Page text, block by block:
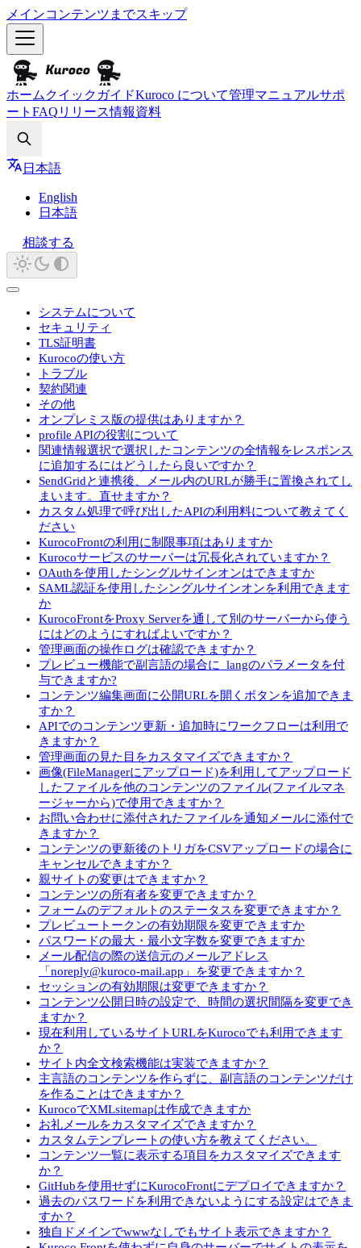
メインコンテンツまでスキップ
ホーム クイックガイドKuroco について管理マニュアルサポ
ート FAQ リリース情報資料
日本語
English
日本語
相談する
システムについて
セキュリティ
TLS証明書
Kurocoの使い方
トラブル
契約関連
その他
オンプレミス版の提供はありますか？
profile APIの役割について
関連情報選択で選択したコンテンツの全情報をレスポンス
に追加するにはどうしたら良いですか？
SendGridと連携後、メール内のURLが勝手に置換されてし
まいます。直せますか？
カスタム処理で呼び出したAPIの利用料について教えてく
ださい
KurocoFrontの利用に制限事項はありますか
Kurocoサービスのサーバーは冗長化されていますか？
OAuthを使用したシングルサインオンはできますか
SAML認証を使用したシングルサインオンを利用できます
か
KurocoFrontをProxy Serverを通して別のサーバーから使う
にはどのようにすればよいですか？
管理画面の操作ログは確認できますか？
プレビュー機能で副言語の場合に_langのパラメータを付
与できますか?
コンテンツ編集画面に公開URLを開くボタンを追加できま
すか？
APIでのコンテンツ更新・追加時にワークフローは利用で
きますか？
管理画面の見た目をカスタマイズできますか？
画像(FileManagerにアップロード)を利用してアップロード
したファイルを他のコンテンツのファイル(ファイルマネ
ージャーから)で使用できますか？
お問い合わせに添付されたファイルを通知メールに添付で
きますか？
コンテンツの更新後のトリガをCSVアップロードの場合に
キャンセルできますか？
親サイトの変更はできますか？
コンテンツの所有者を変更できますか？
フォームのデフォルトのステータスを変更できますか？
プレビュートークンの有効期限を変更できますか
パスワードの最大・最小文字数を変更できますか
メール配信の際の送信元のメールアドレス
「noreply@kuroco-mail.app」を変更できますか？
セッションの有効期限は変更できますか？
コンテンツ公開日時の設定で、時間の選択間隔を変更でき
ますか？
現在利用しているサイトURLをKurocoでも利用できます
か？
サイト内全文検索機能は実装できますか？
主言語のコンテンツを作らずに、副言語のコンテンツだけ
を作ることはできますか？
KurocoでXMLsitemapは作成できますか
お礼メールをカスタマイズできますか？
カスタムテンプレートの使い方を教えてください。
コンテンツ一覧に表示する項目をカスタマイズできます
か？
GitHubを使用せずにKurocoFrontにデプロイできますか？
過去のパスワードを利用できないようにする設定はできま
すか？
独自ドメインでwwwなしでもサイト表示できますか？